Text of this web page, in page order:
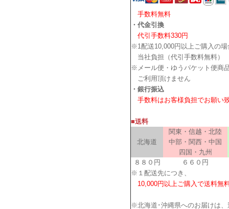
手数料無料
・代金引換
代引手数料330円
※1配送10,000円以上ご購入の場
当社負担（代引手数料無料）
※メール便・ゆうパケット便商
ご利用頂けません
・銀行振込
手数料はお客様負担でお願い
■送料
北海道
関東・信越・北陸
中部・関西・中国
四国・九州
８８０円
６６０円
※１配送先につき、
10,000円以上ご購入で送料無
※北海道･沖縄県へのお届けは、